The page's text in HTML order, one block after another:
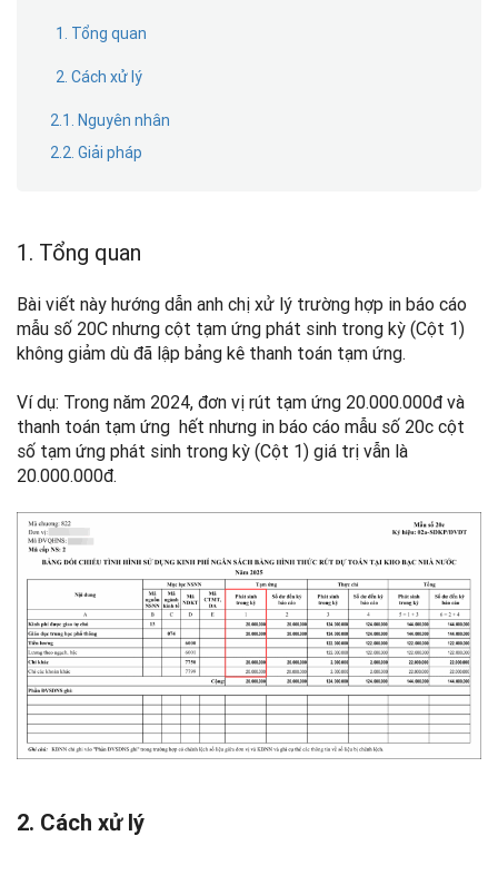
1. Tổng quan
2. Cách xử lý
2.1. Nguyên nhân
2.2. Giải pháp
1. Tổng quan
Bài viết này hướng dẫn anh chị xử lý trường hợp in báo cáo
mẫu số 20C nhưng cột tạm ứng phát sinh trong kỳ (Cột 1)
không giảm dù đã lập bảng kê thanh toán tạm ứng.
Ví dụ: Trong năm 2024, đơn vị rút tạm ứng 20.000.000đ và
thanh toán tạm ứng hết nhưng in báo cáo mẫu số 20c cột
số tạm ứng phát sinh trong kỳ (Cột 1) giá trị vẫn là
20.000.000đ.
2. Cách xử lý